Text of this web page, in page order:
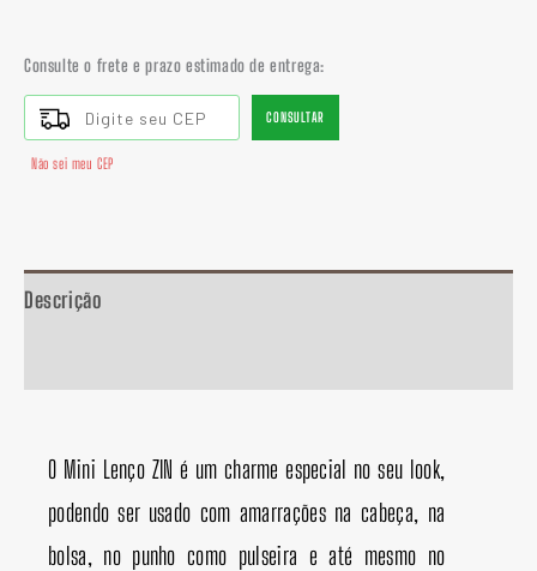
Consulte o frete e prazo estimado de entrega:
CONSULTAR
Não sei meu CEP
Descrição
O Mini Lenço ZIN é um charme especial no seu look,
podendo ser usado com amarrações na cabeça, na
bolsa, no punho como pulseira e até mesmo no